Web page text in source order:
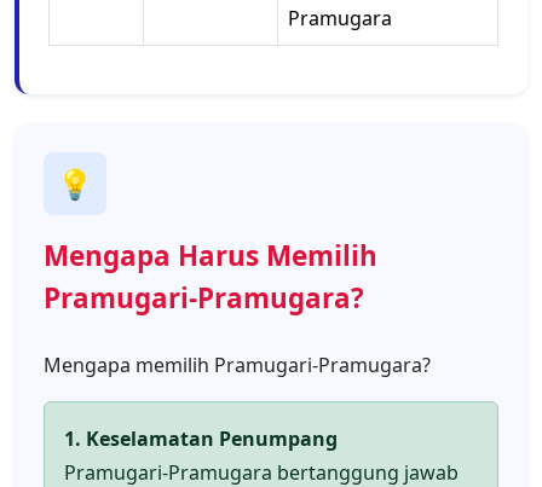
Pramugara
💡
Mengapa Harus Memilih
Pramugari-Pramugara?
Mengapa memilih Pramugari-Pramugara?
1. Keselamatan Penumpang
Pramugari-Pramugara bertanggung jawab